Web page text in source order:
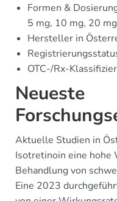
Formen &
5 mg, 10 mg, 20
Hersteller in
OTC-/Rx-
Neueste
Aktuelle Studien in
Isotretinoin eine hohe
Behandlung von
Eine 2023